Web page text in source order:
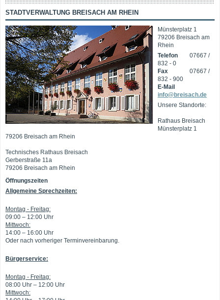
STADTVERWALTUNG BREISACH AM RHEIN
Münsterplatz 1
79206 Breisach am
Rhein
Telefon
07667 /
832 - 0
Fax
07667 /
832 - 900
E-Mail
info@breisach.de
Unsere Standorte:
Rathaus Breisach
Münsterplatz 1
79206 Breisach am Rhein
Technisches Rathaus Breisach
Gerberstraße 11a
79206 Breisach am Rhein
Öffnungszeiten
Allgemeine Sprechzeiten:
Montag - Freitag:
09:00 – 12:00 Uhr
Mittwoch:
14:00 – 16:00 Uhr
Oder nach vorheriger Terminvereinbarung.
Bürgerservice:
Montag - Freitag:
08:00 Uhr – 12:00 Uhr
Mittwoch: